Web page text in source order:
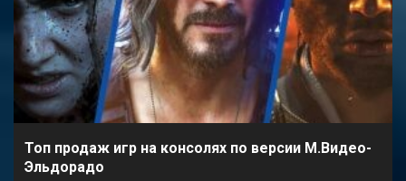
Топ продаж игр на консолях по версии М.Видео-
Эльдорадо